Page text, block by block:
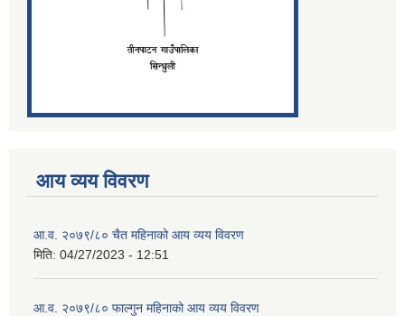
आय व्यय विवरण
आ.व. २०७९/८० चैत महिनाको आय व्यय विवरण
मिति: 04/27/2023 - 12:51
आ.व. २०७९/८० फाल्गुन महिनाको आय व्यय विवरण